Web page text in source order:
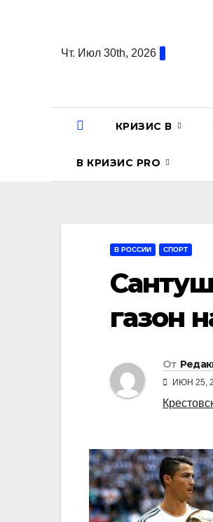
содержаниюЧт. Июл 30th, 2026
КРИЗИС В
В КРИЗИС PRO
В РОССИИ СПОРТ
газон
От
ИЮН 25,